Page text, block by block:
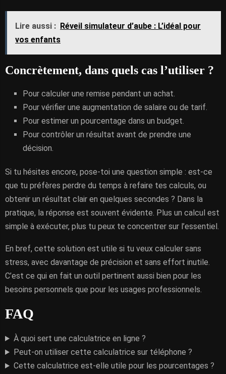
Lire aussi : Réveil simulateur d’aube : L’idéal pour
vos enfants
Concrètement, dans quels cas l’utiliser ?
Pour calculer une remise pendant un achat.
Pour vérifier une augmentation de salaire ou de tarif.
Pour estimer un pourcentage dans un budget.
Pour contrôler un résultat avant de prendre une
décision.
Si tu hésites encore, pose-toi une question simple : est-ce
que tu préfères perdre du temps à refaire tes calculs, ou
obtenir un résultat clair en quelques secondes ? Dans la
pratique, la réponse est souvent évidente. Plus un calcul est
simple à exécuter, plus tu peux te concentrer sur l’essentiel.
En bref, cette solution est utile si tu veux calculer sans
stress, avec davantage de précision et sans effort inutile.
C’est ce qui en fait un outil pertinent aussi bien pour les
besoins personnels que pour les usages professionnels.
FAQ
À quoi sert une calculatrice en ligne ?
Peut-on utiliser cette calculatrice sur téléphone ?
Cette calculatrice est-elle utile pour les pourcentages ?